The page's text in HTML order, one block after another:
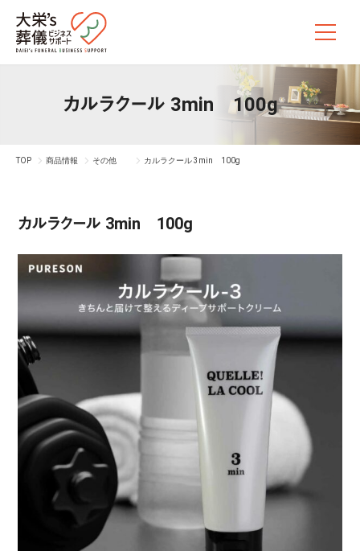
カルラクール 3min 100g
TOP 商品情報 その他 カルラクール 3min 100g
カルラクール 3min 100g